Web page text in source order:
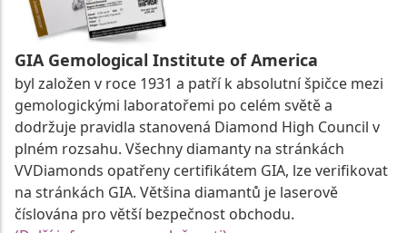
GIA Gemological Institute of America
byl založen v roce 1931 a patří k absolutní špičce mezi
gemologickými laboratořemi po celém světě a
dodržuje pravidla stanovená Diamond High Council v
plném rozsahu. Všechny diamanty na stránkách
VVDiamonds opatřeny certifikátem GIA, lze verifikovat
na stránkách GIA. Většina diamantů je laserově
číslována pro větší bezpečnost obchodu.